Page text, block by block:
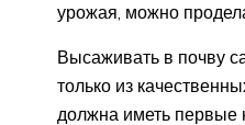
урожая, можно
Высаживать в почву
только из
должна иметь первые